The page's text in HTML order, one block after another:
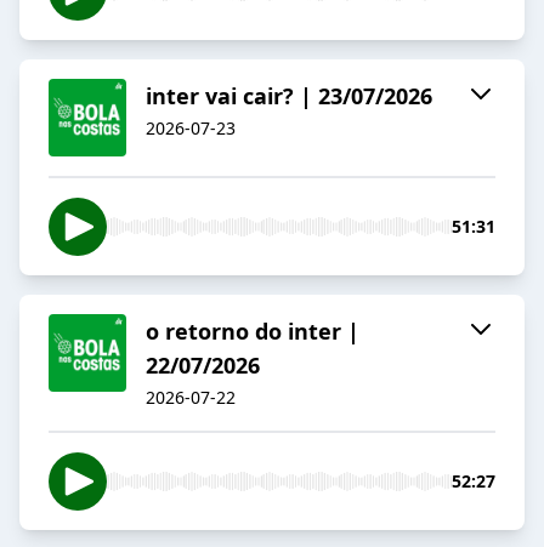
inter vai cair? | 23/07/2026
2026-07-23
51:31
o retorno do inter |
22/07/2026
2026-07-22
52:27